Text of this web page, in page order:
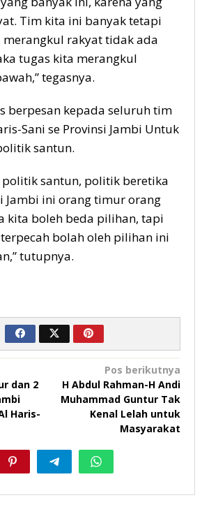
Tim kita ini banyak tetapi
rakyat tidak ada
tugas kita merangkul
tegasnya.
berpesan kepada seluruh tim
Sani se Provinsi Jambi Untuk
santun.
politik santun, politik beretika
Jambi ini orang timur orang
kita boleh beda pilihan, tapi
bolah oleh pilihan ini
tutupnya.
dan 2
Haris-
Pos berikutnya
H Abdul Rahman-H Andi
Muhammad Guntur Tak
Kenal Lelah untuk
Masyarakat